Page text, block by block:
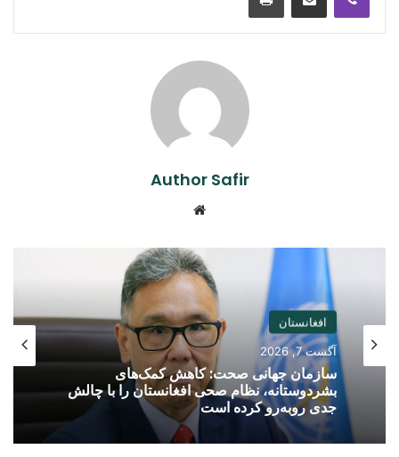
Author Safir
افغانستان
آگست 7, 2026
سازمان جهانی صحت: کاهش کمک‌های
بشردوستانه، نظام صحی افغانستان را با چالش
جدی روبه‌رو کرده است